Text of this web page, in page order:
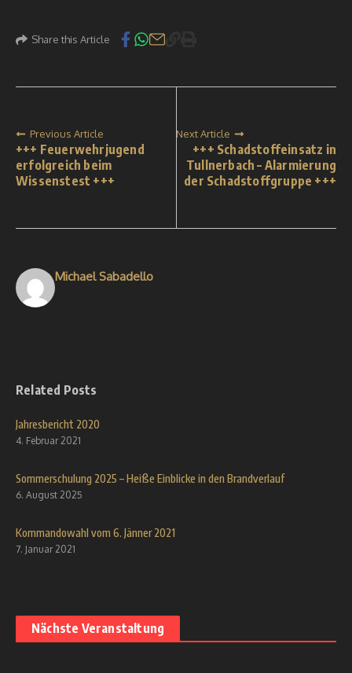
Share this Article
Previous Article
+++ Feuerwehrjugend
erfolgreich beim
Wissenstest +++
Next Article
+++ Schadstoffeinsatz in
Tullnerbach – Alarmierung
der Schadstoffgruppe +++
Michael Sabadello
Related Posts
Jahresbericht 2020
4. Februar 2021
Sommerschulung 2025 – Heiße Einblicke in den Brandverlauf
6. August 2025
Kommandowahl vom 6. Jänner 2021
7. Januar 2021
Nächste Veranstaltung